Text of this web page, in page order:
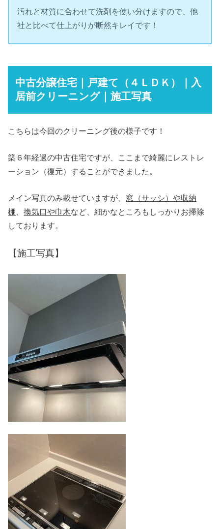
汚れと材質に合わせて洗剤を使い分けますので、他
社と比べて仕上がりが断然キレイです！
中古分譲住宅｜戸建て（４ＬＤＫ）｜入
居前クリーニング｜施工写真
こちらは今回のクリーニング後の様子です！
築６年経過の中古住宅ですが、ここまで綺麗にレストレ
ーション（復元）することができました。
メイン写真のみ載せていますが、 窓（サッシ）や収納
棚 、換気口や巾木など、細かなところもしっかりお掃除
しております。
【施工写真】